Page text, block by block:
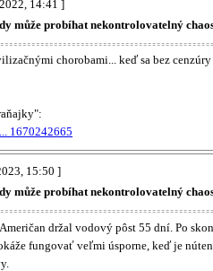
14:41 ]
může probíhat nekontrolovatelný
chorobami... keď sa bez
1670242665
15:50 ]
může probíhat nekontrolovatelný
držal vodový pôst 55 dní. Po
fungovať veľmi úsporne, keď je